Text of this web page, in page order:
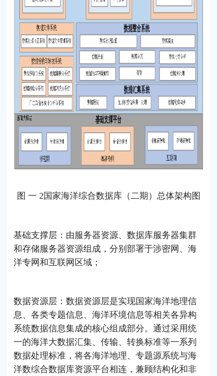
图 一 2国家海洋综合数据库（二期）总体架构图
基础支撑层：由服务器资源、数据库服务器集群
和存储服务器资源组成，分别部署于涉密网、海
洋专网和互联网区域；
数据资源层：数据资源层是实现国家海洋地理信
息、各类专题信息、海洋环境信息等相关各异构
系统数据信息集成的核心组成部分。通过采用统
一的海洋大数据汇集、传输、转换标准等一系列
数据处理标准，将各海洋地理、专题源系统与海
洋数综合数据库资源平台相连，兼顾结构化和非